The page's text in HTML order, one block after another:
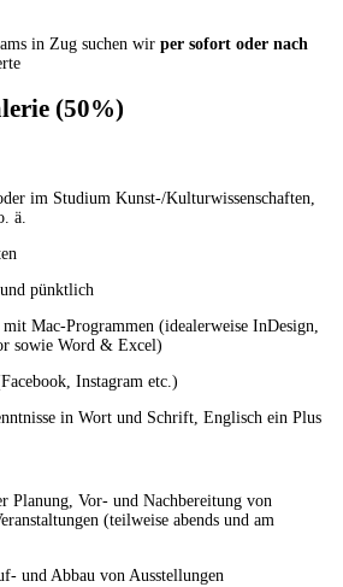
in Zug suchen wir per sofort oder nach
(50%)
im Studium Kunst-/Kulturwissenschaften,
ä.
pünktlich
Mac-Programmen (idealerweise InDesign,
sowie Word & Excel)
Instagram etc.)
in Wort und Schrift, Englisch ein Plus
Planung, Vor- und Nachbereitung von
(teilweise abends und am
und Abbau von Ausstellungen